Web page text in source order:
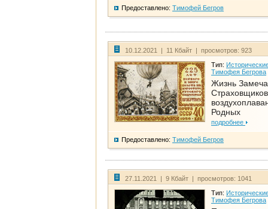
Предоставлено: Тимофей Бегров
10.12.2021 | 11 Кбайт | просмотров: 923
Тип:
Тимофея Бегрова
Жизнь
Родных
подробнее
Предоставлено: Тимофей Бегров
27.11.2021 | 9 Кбайт | просмотров: 1041
Тип:
Тимофея Бегрова